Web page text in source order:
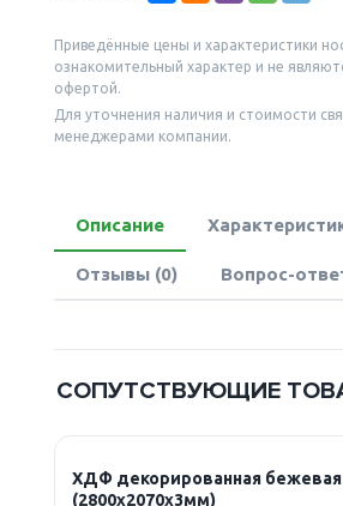
Приведённые цены и характеристики
ознакомительный характер и не
офертой.
Для уточнения наличия и стоимости
менеджерами компании.
Описание
Отзывы (0) Вопрос-
СОПУТСТВУЮЩИЕ
ХДФ декорированная бежевая
(2800х2070х3мм)